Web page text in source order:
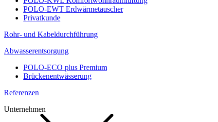
POLO-EWT Erdwärmetauscher
Privatkunde
Rohr- und Kabeldurchführung
Abwasserentsorgung
POLO-ECO plus Premium
Brückenentwässerung
Referenzen
Unternehmen